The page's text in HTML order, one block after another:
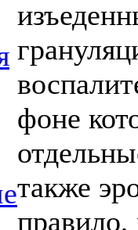
фоне
также
правило,